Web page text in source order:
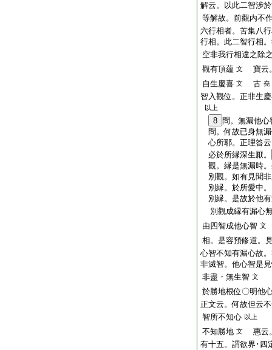
解云。以此二智渉
等解故。前觀内不
六行相者。苦集八
行相。此二智行相
空非我行相違之除
觀有頂蘊 文
寶云
自生慶喜 文 古 堯
智入觀位。正非生
以上
8 問。無漏他
問。何故已身無
心所耶。正理答
必於所縁深生厭。
觀。縁是無漏時
別觀。如有見聞
別縁。於所愛中
別縁。是故於他
別觀成縁有漏心
由四智成他心智 文
相。是容預修道。
心智不知有漏心故
非滅智。他心智是
非盡・無生智 文
於勝地根位〇明他
正文云。何故但云
智所不知心 以上
不知勝地 文
惠云
有十五。謂欲界･四